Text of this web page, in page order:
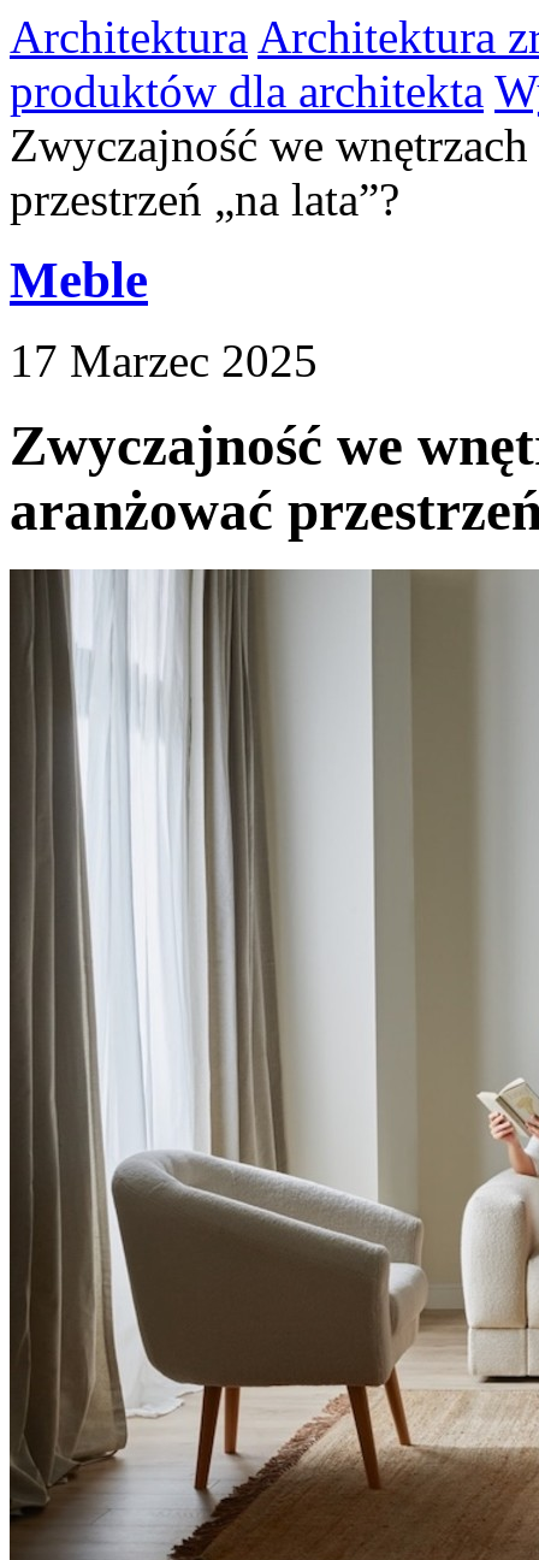
Architektura Architektura
produktów dla architekta
Zwyczajność we
przestrzeń „na lata”?
Meble
17 Marzec 2025
Zwyczajność we
aranżować